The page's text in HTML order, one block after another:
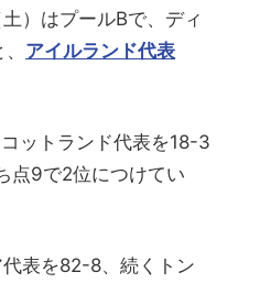
）はプールBで、ディ
アイルランド代表
ットランド代表を18-3
点9で2位につけてい
表を82-8、続くトン